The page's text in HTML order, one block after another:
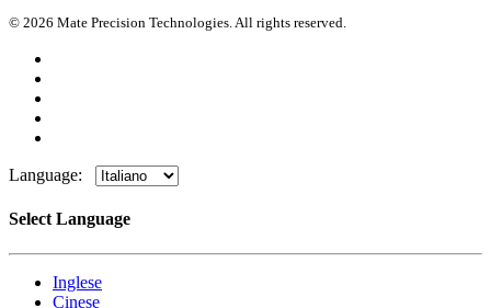
© 2026 Mate Precision Technologies. All rights reserved.
Language:
Select Language
Inglese
Cinese